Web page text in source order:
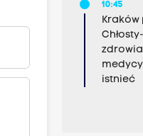
10:45
Kraków
zdrowia
istnieć